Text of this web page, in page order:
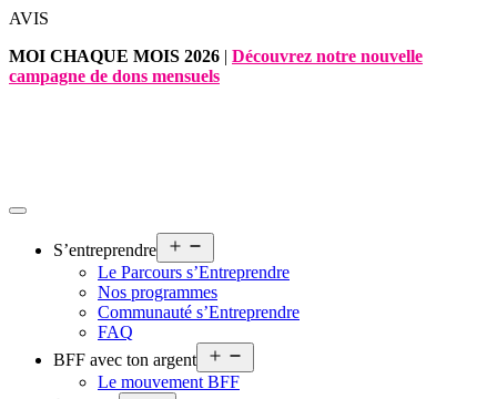
Aller
contenu
AVIS
MOI CHAQUE MOIS 2026 | Découvrez notre nouvelle
campagne de dons mensuels
S’entreprendre
le
menu
Le Parcours s’Entreprendre
Nos programmes
Communauté s’Entreprendre
FAQ
BFF avec ton argent
le
Le mouvement BFF